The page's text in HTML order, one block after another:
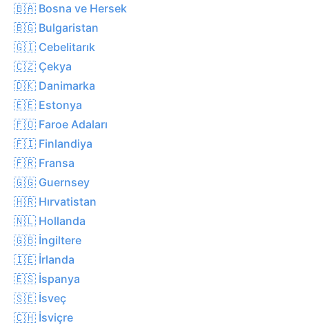
🇧🇦 Bosna ve Hersek
🇧🇬 Bulgaristan
🇬🇮 Cebelitarık
🇨🇿 Çekya
🇩🇰 Danimarka
🇪🇪 Estonya
🇫🇴 Faroe Adaları
🇫🇮 Finlandiya
🇫🇷 Fransa
🇬🇬 Guernsey
🇭🇷 Hırvatistan
🇳🇱 Hollanda
🇬🇧 İngiltere
🇮🇪 İrlanda
🇪🇸 İspanya
🇸🇪 İsveç
🇨🇭 İsviçre